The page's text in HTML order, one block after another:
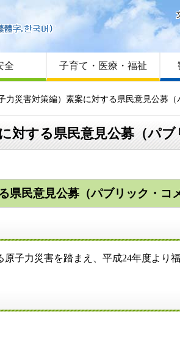
はじめての方へ
Foreign language
サイトマップ
全 子育て・医療・福祉
力災害対策編）素案に対する県民意見公募
対する県民意見公募（パ
県民意見公募（パブリック・コ
子力災害を踏まえ、平成24年度より